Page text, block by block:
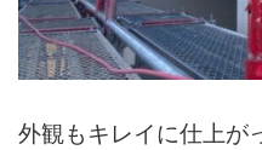
外観もキレイに仕上が